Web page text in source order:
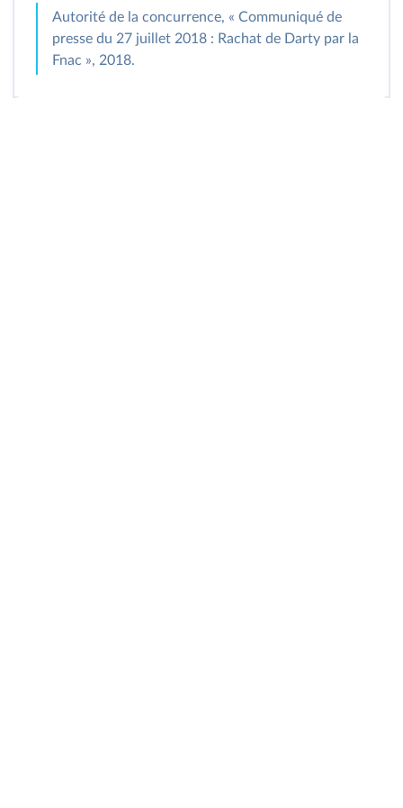
Autorité de la concurrence, « Communiqué de
presse du 27 juillet 2018 : Rachat de Darty par la
Fnac », 2018.